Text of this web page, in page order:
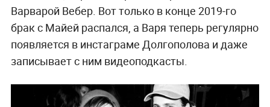
Варварой Вебер. Вот только в конце 2019-го
брак с Майей распался, а Варя теперь регулярно
появляется в инстаграме Долгополова и даже
записывает с ним видеоподкасты.